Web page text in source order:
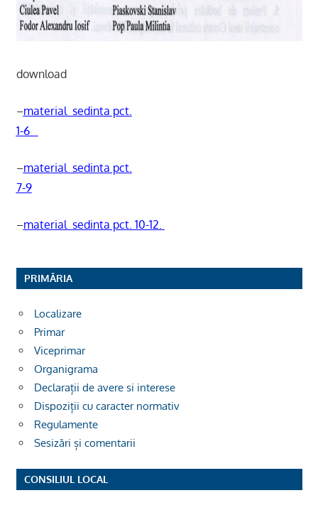
download
–material_sedinta pct.
1-6
–material_sedinta pct.
7-9
–material_sedinta pct. 10-12.
PRIMĂRIA
Localizare
Primar
Viceprimar
Organigrama
Declarații de avere si interese
Dispoziții cu caracter normativ
Regulamente
Sesizări și comentarii
CONSILIUL LOCAL